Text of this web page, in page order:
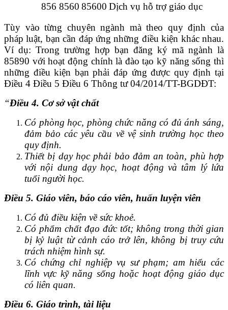
856 8560 85600 Dịch vụ hỗ trợ giáo dục
Tùy vào từng chuyên ngành mà theo quy định của
pháp luật, bạn cần đáp ứng những điều kiện khác nhau.
Ví dụ: Trong trường hợp bạn đăng ký mã ngành là
85890 với hoạt động chính là đào tạo kỹ năng sống thì
những điều kiện bạn phải đáp ứng được quy định tại
Điều 4 Điều 5 Điều 6 Thông tư 04/2014/TT-BGDĐT:
“Điều 4. Cơ sở vật chất
Có phòng học, phòng chức năng có đủ ánh sáng,
đảm bảo các yêu cầu về vệ sinh trường học theo
quy định.
Thiết bị dạy học phải bảo đảm an toàn, phù hợp
với nội dung dạy học, hoạt động và tâm lý lứa
tuổi người học.
Điều 5. Giáo viên, báo cáo viên, huấn luyện viên
Có đủ điều kiện về sức khoẻ.
Có phẩm chất đạo đức tốt; không trong thời gian
bị kỷ luật từ cảnh cáo trở lên, không bị truy cứu
trách nhiệm hình sự.
Có chứng chỉ nghiệp vụ sư phạm; am hiểu các
lĩnh vực kỹ năng sống hoặc hoạt động giáo dục
có liên quan.
Điều 6. Giáo trình, tài liệu